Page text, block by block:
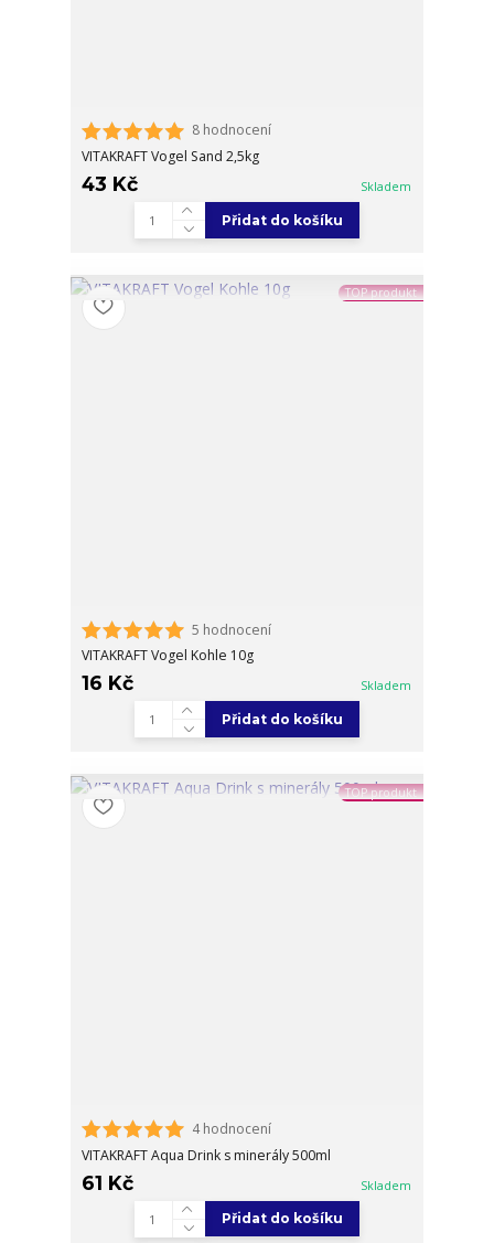
8 hodnocení
VITAKRAFT Vogel Sand 2,5kg
43 Kč Skladem
Přidat do košíku
TOP produkt
5 hodnocení
VITAKRAFT Vogel Kohle 10g
16 Kč Skladem
Přidat do košíku
TOP produkt
4 hodnocení
VITAKRAFT Aqua Drink s minerály 500ml
61 Kč Skladem
Přidat do košíku